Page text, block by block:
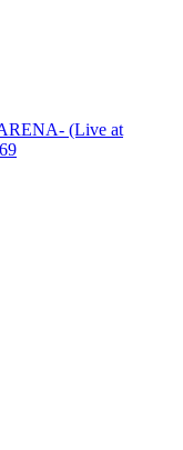
(Live at